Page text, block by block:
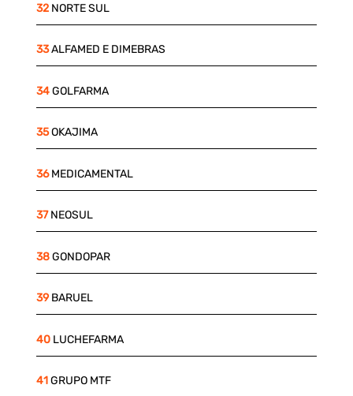
32NORTE SUL
33ALFAMED E DIMEBRAS
34GOLFARMA
35OKAJIMA
36MEDICAMENTAL
37NEOSUL
38GONDOPAR
39BARUEL
40LUCHEFARMA
41GRUPO MTF